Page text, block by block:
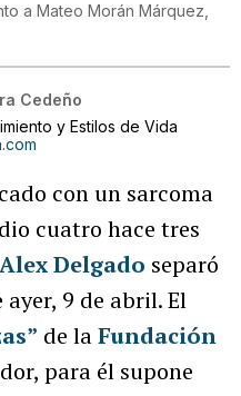
a Mateo Morán Márquez,
Cedeño
y Estilos de Vida
con un sarcoma
cuatro hace tres
Delgado separó
9 de abril. El
de laFundación
para él supone